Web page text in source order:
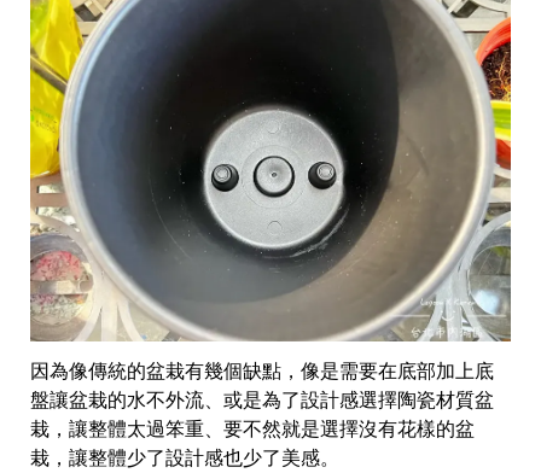
因為像傳統的盆栽有幾個缺點，像是需要在底部加上底
盤讓盆栽的水不外流、或是為了設計感選擇陶瓷材質盆
栽，讓整體太過笨重、要不然就是選擇沒有花樣的盆
栽，讓整體少了設計感也少了美感。